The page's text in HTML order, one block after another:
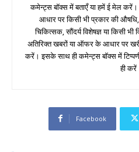
कमेन्ट्स बॉक्स में बताएँ या हमें ई मेल
आधार पर किसी भी प्रकार की
चिकित्सक, सौंदर्य विशेषज्ञ या किसी
अतिरिक्त खबरों या ऑफर के आधार पर
करें। इसके साथ ही कमेन्ट्स बॉक्स में
ही
Facebook